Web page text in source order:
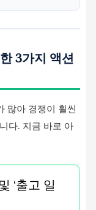
3가지 액션
많아 경쟁이 훨씬
다. 지금 바로 아
‘출고 일